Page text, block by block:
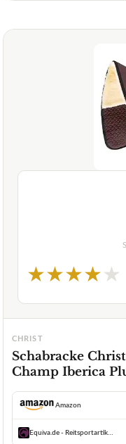
★★★★★
CHRIST
Schabracke
Champ Iberica
Amazon